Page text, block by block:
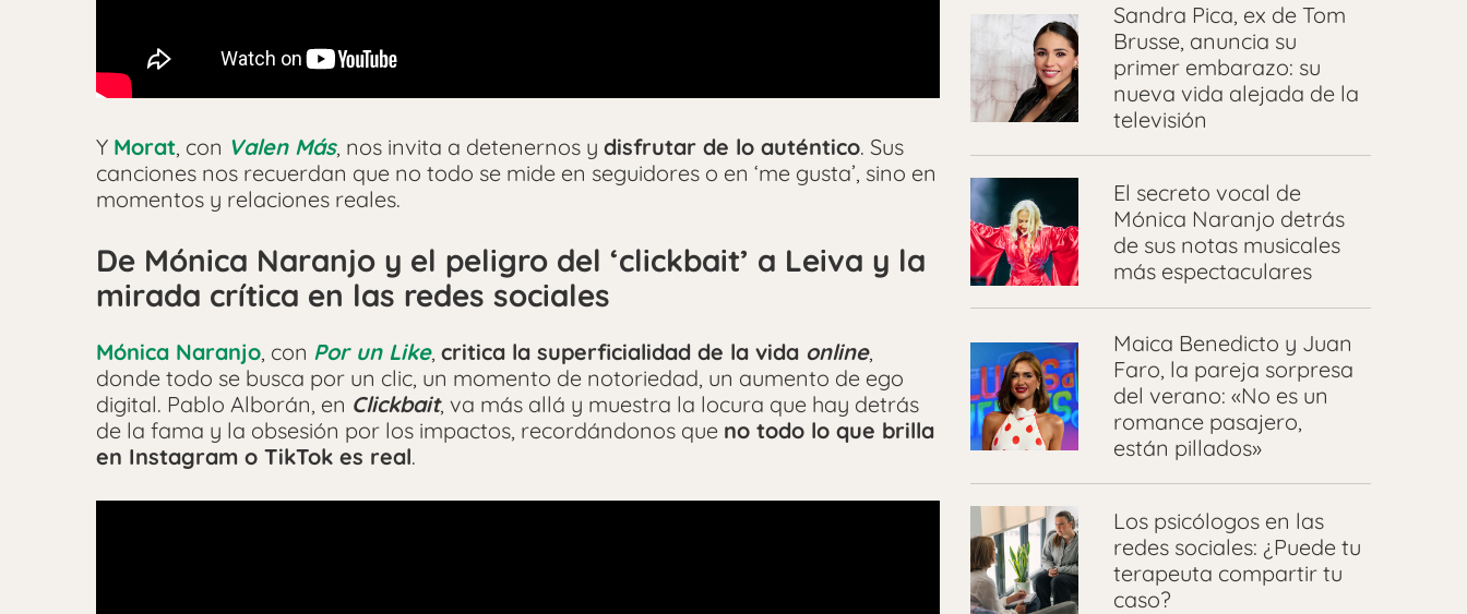
Y Morat, con Valen Más, nos invita a detenernos y disfrutar de lo auténtico. Sus
canciones nos recuerdan que no todo se mide en seguidores o en ‘me gusta’, sino en
momentos y relaciones reales.
De Mónica Naranjo y el peligro del ‘clickbait’ a Leiva y la
mirada crítica en las redes sociales
Mónica Naranjo, con Por un Like, critica la superficialidad de la vida online,
donde todo se busca por un clic, un momento de notoriedad, un aumento de ego
digital. Pablo Alborán, en Clickbait, va más allá y muestra la locura que hay detrás
de la fama y la obsesión por los impactos, recordándonos que no todo lo que brilla
en Instagram o TikTok es real.
Sandra Pica, ex de Tom
Brusse, anuncia su
primer embarazo: su
nueva vida alejada de la
televisión
El secreto vocal de
Mónica Naranjo detrás
de sus notas musicales
más espectaculares
Maica Benedicto y Juan
Faro, la pareja sorpresa
del verano: «No es un
romance pasajero,
están pillados»
Los psicólogos en las
redes sociales: ¿Puede tu
terapeuta compartir tu
caso?